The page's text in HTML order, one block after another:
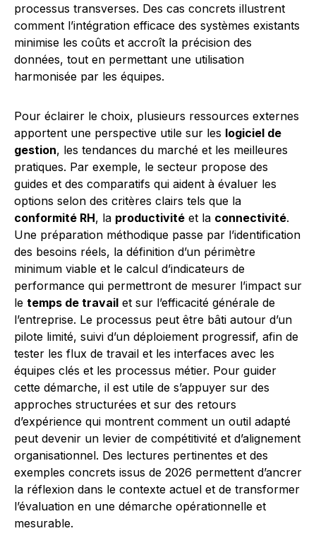
processus transverses. Des cas concrets illustrent
comment l’intégration efficace des systèmes existants
minimise les coûts et accroît la précision des
données, tout en permettant une utilisation
harmonisée par les équipes.
Pour éclairer le choix, plusieurs ressources externes
apportent une perspective utile sur les logiciel de
gestion, les tendances du marché et les meilleures
pratiques. Par exemple, le secteur propose des
guides et des comparatifs qui aident à évaluer les
options selon des critères clairs tels que la
conformité RH, la productivité et la connectivité.
Une préparation méthodique passe par l’identification
des besoins réels, la définition d’un périmètre
minimum viable et le calcul d’indicateurs de
performance qui permettront de mesurer l’impact sur
le temps de travail et sur l’efficacité générale de
l’entreprise. Le processus peut être bâti autour d’un
pilote limité, suivi d’un déploiement progressif, afin de
tester les flux de travail et les interfaces avec les
équipes clés et les processus métier. Pour guider
cette démarche, il est utile de s’appuyer sur des
approches structurées et sur des retours
d’expérience qui montrent comment un outil adapté
peut devenir un levier de compétitivité et d’alignement
organisationnel. Des lectures pertinentes et des
exemples concrets issus de 2026 permettent d’ancrer
la réflexion dans le contexte actuel et de transformer
l’évaluation en une démarche opérationnelle et
mesurable.